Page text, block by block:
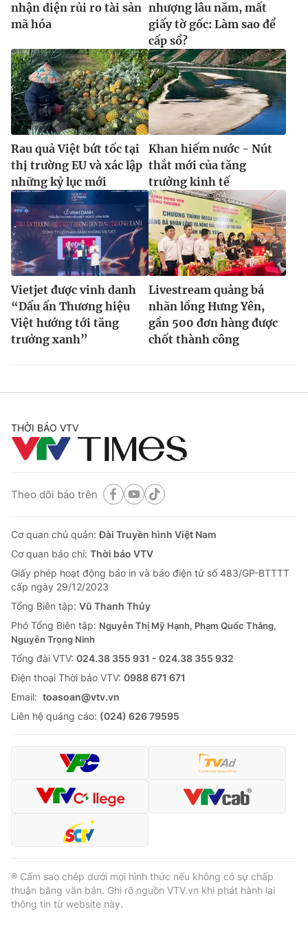
nhận diện rủi ro tài sản
mã hóa
nhượng lâu năm, mất
giấy tờ gốc: Làm sao để
cấp sổ?
Rau quả Việt bứt tốc tại
thị trường EU và xác lập
những kỷ lục mới
Khan hiếm nước - Nút
thắt mới của tăng
trưởng kinh tế
Vietjet được vinh danh
“Dấu ấn Thương hiệu
Việt hướng tới tăng
trưởng xanh”
Livestream quảng bá
nhãn lồng Hưng Yên,
gần 500 đơn hàng được
chốt thành công
THỜI BÁO VTV
Theo dõi báo trên
Cơ quan chủ quản:Đài Truyền hình Việt Nam
Cơ quan báo chí: Thời báo VTV
Giấy phép hoạt động báo in và báo điện tử số 483/GP-BTTTT
cấp ngày 29/12/2023
Tổng Biên tập: Vũ Thanh Thủy
Phó Tổng Biên tập: Nguyễn Thị Mỹ Hạnh, Phạm Quốc Thắng,
Nguyễn Trọng Ninh
Tổng đài VTV: 024.38 355 931 - 024.38 355 932
Ðiện thoại Thời báo VTV: 0988 671 671
Email: toasoan@vtv.vn
Liên hệ quảng cáo: (024) 626 79595
® Cấm sao chép dưới mọi hình thức nếu không có sự chấp
thuận bằng văn bản. Ghi rõ nguồn VTV.vn khi phát hành lại
thông tin từ website này.